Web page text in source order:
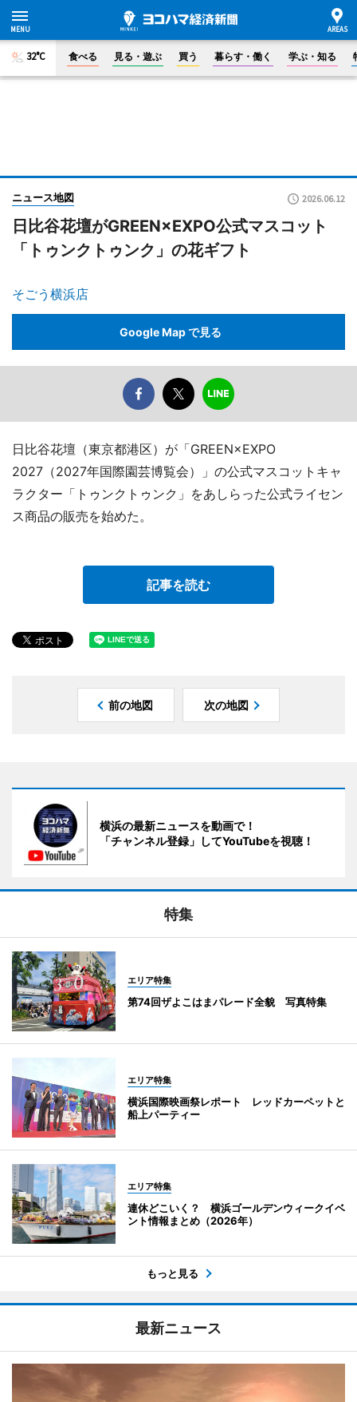
32°C 食べる 見る・遊ぶ 買う 暮らす・働く 学ぶ・知る
ニュース地図 2026.06.12
日比谷花壇がGREEN×EXPO公式マスコット
「トゥンクトゥンク」の花ギフト
そごう横浜店
Google Map で見る
日比谷花壇（東京都港区）が「GREEN×EXPO
2027（2027年国際園芸博覧会）」の公式マスコットキャ
ラクター「トゥンクトゥンク」をあしらった公式ライセン
ス商品の販売を始めた。
記事を読む
前の地図 次の地図
横浜の最新ニュースを動画で！
「チャンネル登録」してYouTubeを視聴！
特集
エリア特集
第74回ザよこはまパレード全貌 写真特集
エリア特集
横浜国際映画祭レポート レッドカーペットと
船上パーティー
エリア特集
連休どこいく？ 横浜ゴールデンウィークイベ
ント情報まとめ（2026年）
もっと見る
最新ニュース